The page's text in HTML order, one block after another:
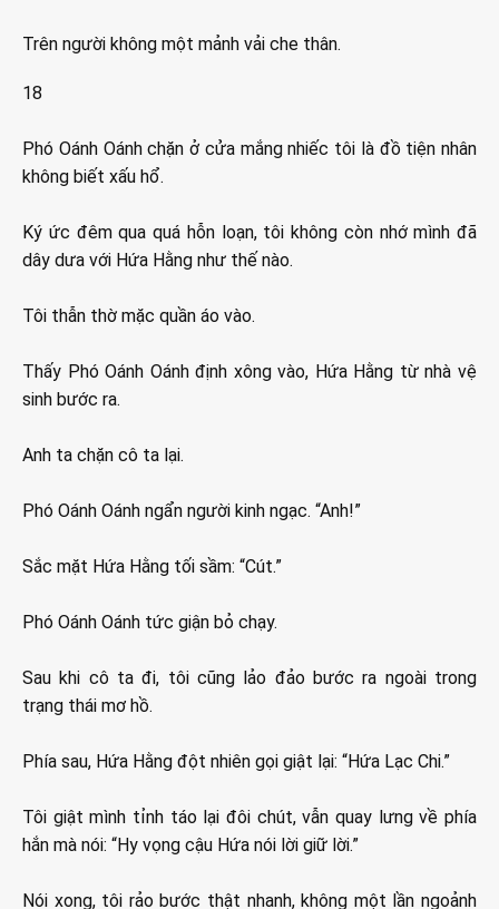
Trên người không một mảnh vải che thân.
18
Phó Oánh Oánh chặn ở cửa mắng nhiếc tôi là đồ tiện nhân
không biết xấu hổ.
Ký ức đêm qua quá hỗn loạn, tôi không còn nhớ mình đã
dây dưa với Hứa Hằng như thế nào.
Tôi thẫn thờ mặc quần áo vào.
Thấy Phó Oánh Oánh định xông vào, Hứa Hằng từ nhà vệ
sinh bước ra.
Anh ta chặn cô ta lại.
Phó Oánh Oánh ngẩn người kinh ngạc. “Anh!”
Sắc mặt Hứa Hằng tối sầm: “Cút.”
Phó Oánh Oánh tức giận bỏ chạy.
Sau khi cô ta đi, tôi cũng lảo đảo bước ra ngoài trong
trạng thái mơ hồ.
Phía sau, Hứa Hằng đột nhiên gọi giật lại: “Hứa Lạc Chi.”
Tôi giật mình tỉnh táo lại đôi chút, vẫn quay lưng về phía
hắn mà nói: “Hy vọng cậu Hứa nói lời giữ lời.”
Nói xong, tôi rảo bước thật nhanh, không một lần ngoảnh